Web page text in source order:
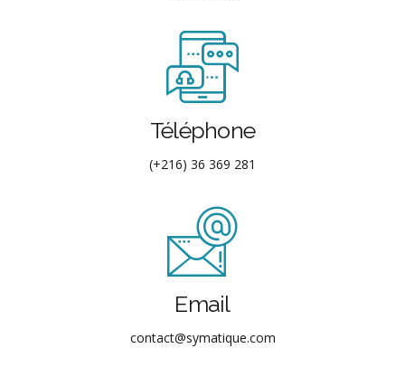
Téléphone
(+216) 36 369 281
Email
contact@symatique.com